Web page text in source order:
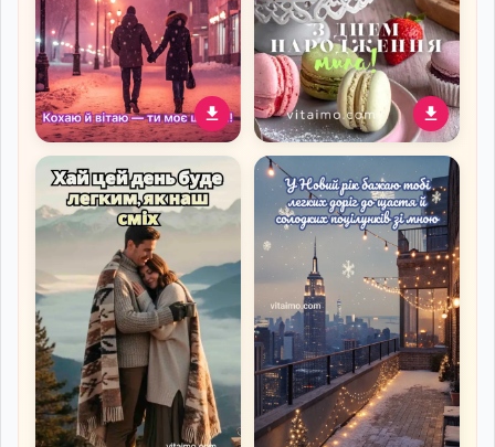
Новорічне привітання
для коханої з зимовою
прогулянкою в снігу
Ніжна й солодка листівка
з привітанням до дня
народження для милої